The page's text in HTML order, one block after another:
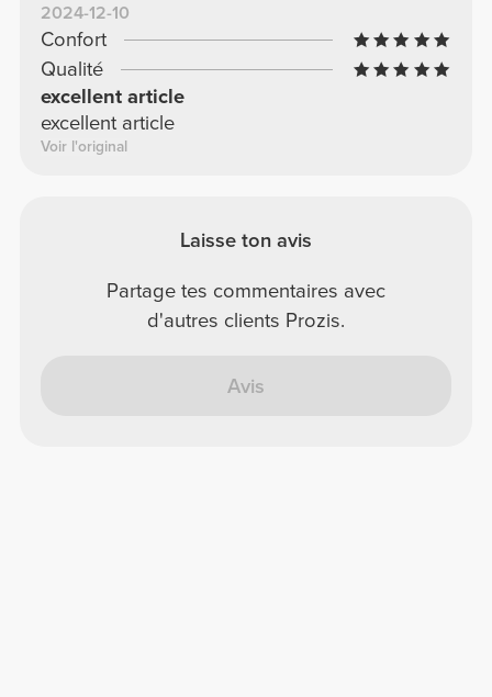
2024-12-10
Confort
Qualité
excellent article
excellent article
Voir l'original
Laisse ton avis
Partage tes commentaires avec
d'autres clients Prozis.
Avis